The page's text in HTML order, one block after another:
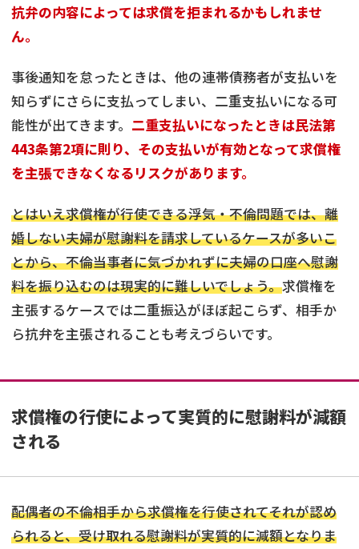
抗弁の内容によっては求償を拒まれるかもしれませ
ん。
事後通知を怠ったときは、他の連帯債務者が支払いを
知らずにさらに支払ってしまい、二重支払いになる可
能性が出てきます。 二重支払いになったときは民法第
443条第2項に則り、その支払いが有効となって求償権
を主張できなくなるリスクがあります。
とはいえ求償権が行使できる浮気・不倫問題では、離
婚しない夫婦が慰謝料を請求しているケースが多いこ
とから、不倫当事者に気づかれずに夫婦の口座へ慰謝
料を振り込むのは現実的に難しいでしょう。求償権を
主張するケースでは二重振込がほぼ起こらず、相手か
ら抗弁を主張されることも考えづらいです。
求償権の行使によって実質的に慰謝料が減額
される
配偶者の不倫相手から求償権を行使されてそれが認め
られると、受け取れる慰謝料が実質的に減額となりま